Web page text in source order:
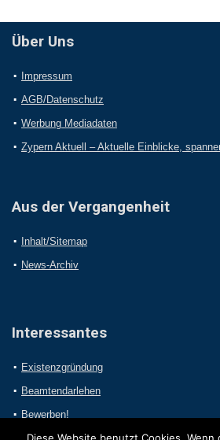
Über Uns
Impressum
AGB/Datenschutz
Werbung Mediadaten
Zypern Aktuell – Aktuelle Einblicke,
Aus der Vergangenheit
Inhalt/Sitemap
News-Archiv
Interessantes
Existenzgründung
Beamtendarlehen
Bewerben!